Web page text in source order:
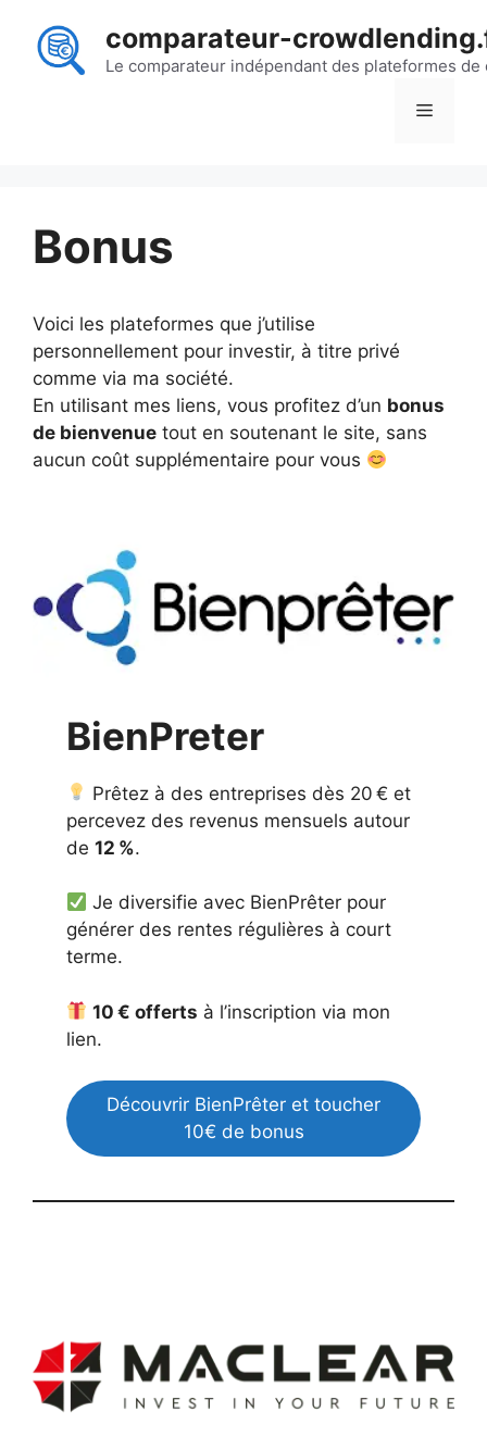
contenu
comparateur-
Le comparateur indépendant des plateformes
Menu
Bonus
Voici les plateformes que j’utilise
personnellement pour investir, à titre privé
comme via ma société.
En utilisant mes liens, vous profitez d’un bonus
de bienvenue tout en soutenant le site, sans
aucun coût supplémentaire pour vous
BienPreter
Prêtez à des entreprises dès 20 € et
percevez des revenus mensuels autour
de12 %.
Je diversifie avec BienPrêter pour
générer des rentes régulières à court
terme.
10 € offerts à l’inscription via mon
lien.
Découvrir BienPrêter et toucher
10€ de bonus